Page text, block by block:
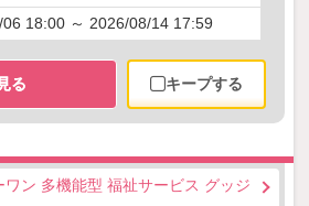
18:00 ～ 2026/08/14 17:59
る キープする
ン 多機能型 福祉サービス グッジ